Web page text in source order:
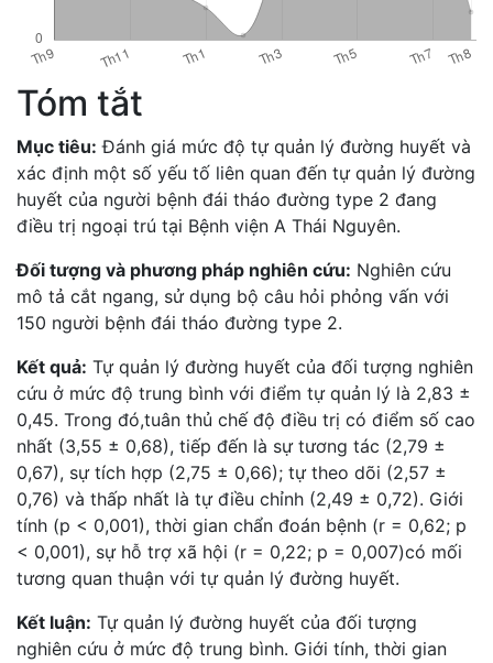
Tóm tắt
Mục tiêu: Đánh giá mức độ tự quản lý đường huyết và
xác định một số yếu tố liên quan đến tự quản lý đường
huyết của người bệnh đái tháo đường type 2 đang
điều trị ngoại trú tại Bệnh viện A Thái Nguyên.
Đối tượng và phương pháp nghiên cứu: Nghiên cứu
mô tả cắt ngang, sử dụng bộ câu hỏi phỏng vấn với
150 người bệnh đái tháo đường type 2.
Kết quả: Tự quản lý đường huyết của đối tượng nghiên
cứu ở mức độ trung bình với điểm tự quản lý là 2,83 ±
0,45. Trong đó,tuân thủ chế độ điều trị có điểm số cao
nhất (3,55 ± 0,68), tiếp đến là sự tương tác (2,79 ±
0,67), sự tích hợp (2,75 ± 0,66); tự theo dõi (2,57 ±
0,76) và thấp nhất là tự điều chỉnh (2,49 ± 0,72). Giới
tính (p < 0,001), thời gian chẩn đoán bệnh (r = 0,62; p
< 0,001), sự hỗ trợ xã hội (r = 0,22; p = 0,007)có mối
tương quan thuận với tự quản lý đường huyết.
Kết luận: Tự quản lý đường huyết của đối tượng
nghiên cứu ở mức độ trung bình. Giới tính, thời gian